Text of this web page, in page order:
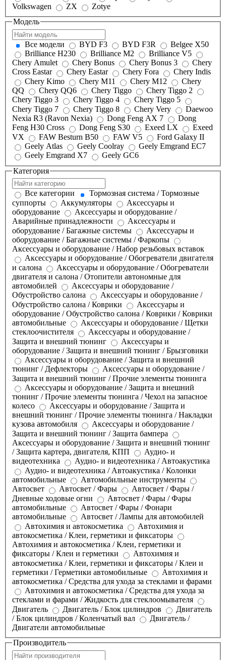
Volkswagen
ZX
Zotye
Модель
Все модели BYD F3 BYD F3R
Belgee X50
Brilliance H230
Brilliance M2
Brilliance V5
Chery Amulet
Chery Bonus Chery Bonus 3
Chery
Cross Eastar
Chery Eastar Chery Fora
Chery Indis
Chery Kimo
Chery M11 Chery M12
Chery
QQ
Chery QQ6 Chery Tiggo
Chery Tiggo 2
Chery Tiggo 3
Chery Tiggo 4
Chery Tiggo 5
Chery Tiggo 7
Chery Tiggo 8 Chery Very
Daewoo
Nexia R3 (Ravon Nexia)
Dong Feng AX 7
Dong
Feng H30 Cross
Dong Feng S30 Exeed LX
Exeed
VX
FAW Besturn B50 FAW V5
Ford Galaxy II
Geely Atlas
Geely Coolray
Geely Emgrand EC7
Geely Emgrand X7
Geely GC6
Категория
Все категории
Тормозная система / Тормозные
суппорты
Аккумуляторы
Аксессуары и
оборудование
Аксессуары и оборудование /
Аварийные принадлежности
Аксессуары и
оборудование / Багажные системы
Аксессуары и
оборудование / Багажные системы / Фаркопы
Аксессуары и оборудование / Набор резьбовых вставок
Аксессуары и оборудование / Обогреватели двигателя
и салона
Аксессуары и оборудование / Обогреватели
двигателя и салона / Отопители автономные для
автомобилей
Аксессуары и оборудование /
Обустройство салона
Аксессуары и оборудование /
Обустройство салона / Коврики
Аксессуары и
оборудование / Обустройство салона / Коврики / Коврики
автомобильные
Аксессуары и оборудование / Щетки
стеклоочистителя
Аксессуары и оборудование /
Защита и внешний тюнинг
Аксессуары и
оборудование / Защита и внешний тюнинг / Брызговики
Аксессуары и оборудование / Защита и внешний
тюнинг / Дефлекторы
Аксессуары и оборудование /
Защита и внешний тюнинг / Прочие элементы тюнинга
Аксессуары и оборудование / Защита и внешний
тюнинг / Прочие элементы тюнинга / Чехол на запасное
колесо
Аксессуары и оборудование / Защита и
внешний тюнинг / Прочие элементы тюнинга / Накладки
кузова автомобиля
Аксессуары и оборудование /
Защита и внешний тюнинг / Защита бампера
Аксессуары и оборудование / Защита и внешний тюнинг
/ Защита картера, двигателя, КПП
Аудио- и
видеотехника
Аудио- и видеотехника / Автоакустика
Аудио- и видеотехника / Автоакустика / Колонки
автомобильные
Автомобильные инструменты
Автосвет
Автосвет / Фары
Автосвет / Фары /
Дневные ходовые огни
Автосвет / Фары / Фары
автомобильные
Автосвет / Фары / Фонари
автомобильные
Автосвет / Лампы для автомобилей
Автохимия и автокосметика
Автохимия и
автокосметика / Клеи, герметики и фиксаторы
Автохимия и автокосметика / Клеи, герметики и
фиксаторы / Клеи и герметики
Автохимия и
автокосметика / Клеи, герметики и фиксаторы / Клеи и
герметики / Герметики автомобильные
Автохимия и
автокосметика / Средства для ухода за стеклами и фарами
Автохимия и автокосметика / Средства для ухода за
стеклами и фарами / Жидкость для стеклоомывателя
Двигатель
Двигатель / Блок цилиндров
Двигатель
/ Блок цилиндров / Коленчатый вал
Двигатель /
Двигатели автомобильные
Производитель